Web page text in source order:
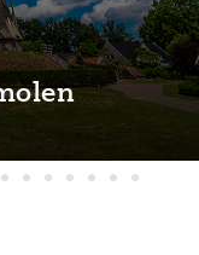
De Hoop